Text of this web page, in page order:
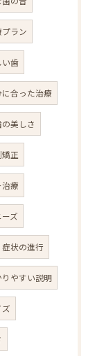
プラン
い歯
に合った治療
の美しさ
正
治療
ズ
症状の進行
やすい説明